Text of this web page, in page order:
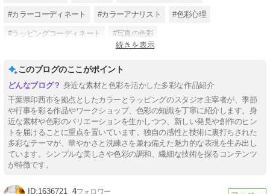
#カラーコーディネート #カラーアナリスト #色彩心理
#ラッピングコーディネート #写真の色彩
続きを表示
このブログのここがポイント
身近な素材と色彩を活かした多彩な作品紹介
千葉県印西市を拠点としたカラーとラッピングのスタジオ主宰者が、季節
や行事を彩る作品やワークショップ、色彩の知識を丁寧に紹介します。身
近な素材や色彩のバリエーションを生かしつつ、新しい発見や創作のヒン
トを届けることに重点を置いています。独自の感性と技術に裏打ちされた
多彩なテーマが、華やかさと洗練さを兼ね備えた魅力的な表現を生み出し
ています。シンプルな美しさや色彩の調和、繊細な技術を探るコンテンツ
が特徴です。
1636721 4